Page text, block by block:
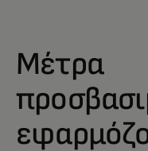
Μέτρα